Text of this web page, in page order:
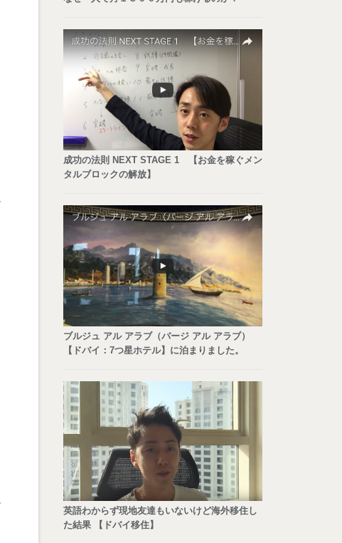
成功の法則 NEXT STAGE 1 【お金を稼ぐメン
タルブロックの解放】
ブルジュ アル アラブ（バージ アル アラブ）
【ドバイ：7つ星ホテル】に泊まりました。
英語わからず現地友達もいないけど海外移住し
た結果 【ドバイ移住】